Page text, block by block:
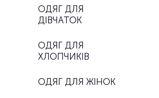
ОДЯГ ДЛЯ
ДІВЧАТОК
ОДЯГ ДЛЯ
ХЛОПЧИКІВ
ОДЯГ ДЛЯ ЖІНОК